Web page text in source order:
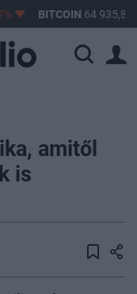
BITCOIN 64 935,84
amitől
is